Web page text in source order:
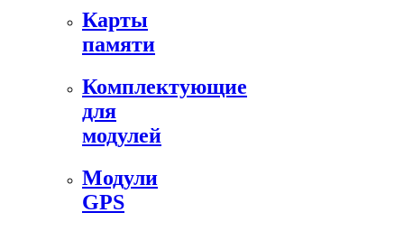
Карты
памяти
Комплектующие
для
модулей
Модули
GPS